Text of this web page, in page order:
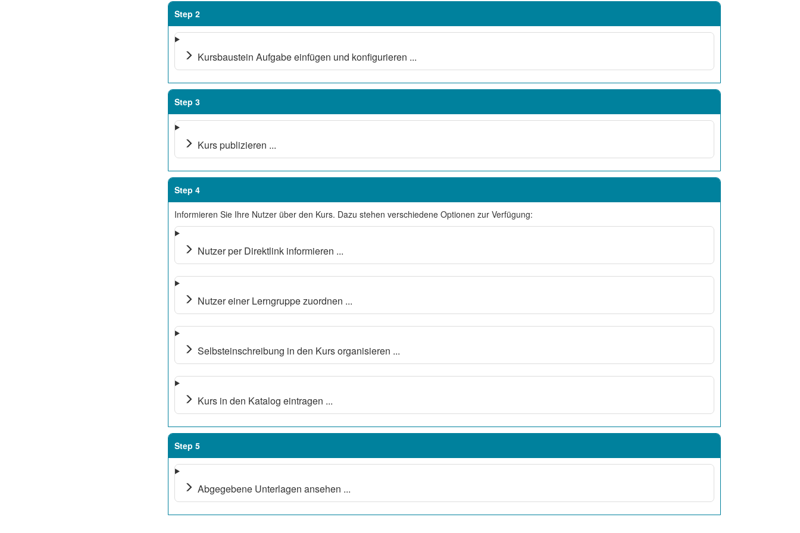
Step 2
Kursbaustein Aufgabe einfügen und konfigurieren ...
Step 3
Kurs publizieren ...
Step 4
Informieren Sie Ihre Nutzer über den Kurs. Dazu stehen verschiedene Optionen zur Verfügung:
Nutzer per Direktlink informieren ...
Nutzer einer Lerngruppe zuordnen ...
Selbsteinschreibung in den Kurs organisieren ...
Kurs in den Katalog eintragen ...
Step 5
Abgegebene Unterlagen ansehen ...